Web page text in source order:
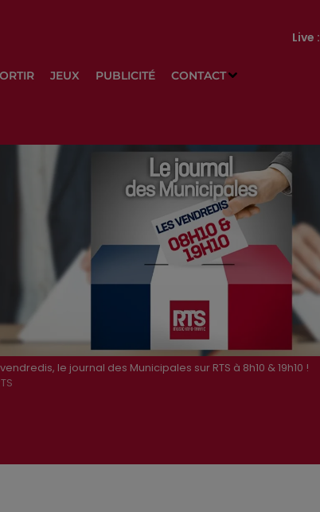
JEUX PUBLICITÉ CONTACT
Live :
le journal des Municipales sur RTS à 8h10 & 19h10 !